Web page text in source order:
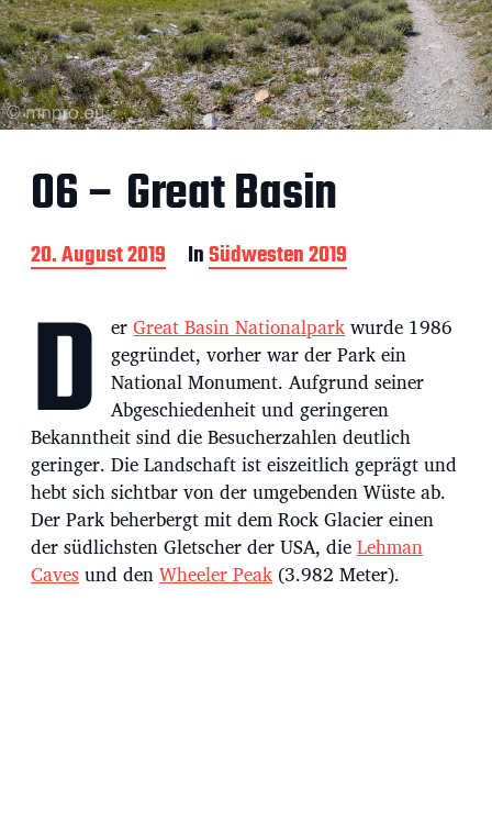
06 – Great Basin
B
e
s
d
a
t
u
m
20. August 2019 InSüdwesten 2019
D erGreat Basin Nationalparkwurde 1986
gegründet, vorher war der Park ein
National Monument. Aufgrund seiner
Abgeschiedenheit und geringeren
Bekanntheit sind die Besucherzahlen deutlich
geringer. Die Landschaft ist eiszeitlich geprägt und
hebt sich sichtbar von der umgebenden Wüste ab.
Der Park beherbergt mit dem Rock Glacier einen
der südlichsten Gletscher der USA, dieLehman
Cavesund denWheeler Peak (3.982 Meter).